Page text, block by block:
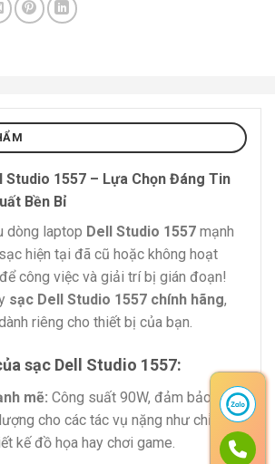
Studio 1557 – Lựa Chọn Đáng Tin
Bền Bỉ
dòng laptop Dell Studio 1557 mạnh
hiện tại đã cũ hoặc không hoạt
công việc và giải trí bị gián đoạn!
sạc Dell Studio 1557 chính hãng,
riêng cho thiết bị của bạn.
sạc Dell Studio 1557:
mẽ: Công suất 90W, đảm bảo cung
cho các tác vụ nặng như chỉnh
kế đồ họa hay chơi game.